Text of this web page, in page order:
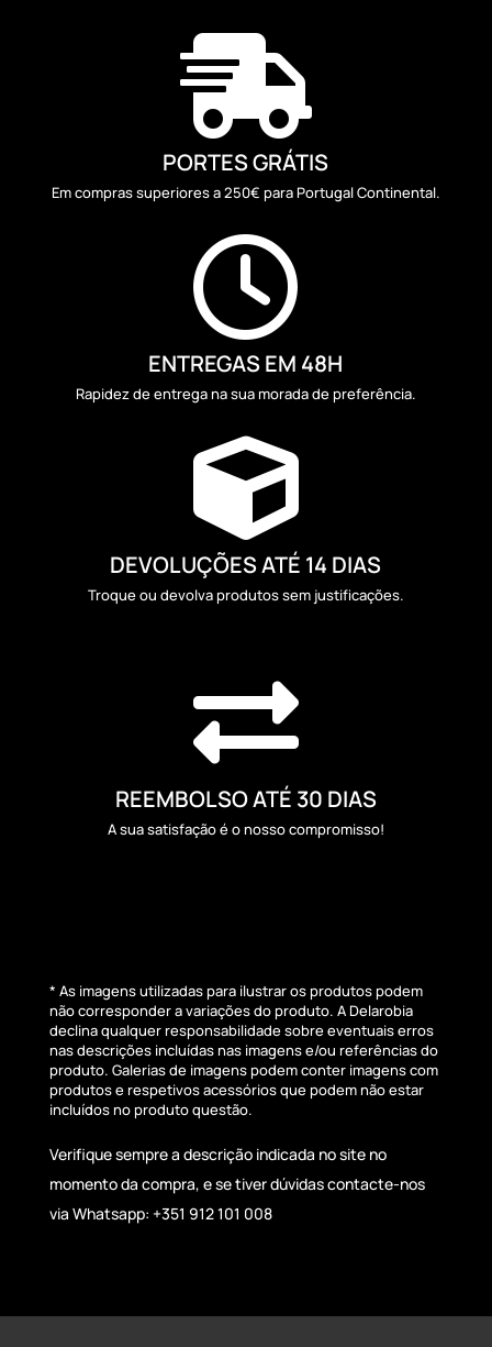

PORTES GRÁTIS
Em compras superiores a 250€ para Portugal Continental.

ENTREGAS EM 48H
Rapidez de entrega na sua morada de preferência.

DEVOLUÇÕES ATÉ 14 DIAS
Troque ou devolva produtos sem justificações.

REEMBOLSO ATÉ 30 DIAS
A sua satisfação é o nosso compromisso!
* As imagens utilizadas para ilustrar os produtos podem
não corresponder a variações do produto. A Delarobia
declina qualquer responsabilidade sobre eventuais erros
nas descrições incluídas nas imagens e/ou referências do
produto. Galerias de imagens podem conter imagens com
produtos e respetivos acessórios que podem não estar
incluídos no produto questão.
Verifique sempre a descrição indicada no site no
momento da compra, e se tiver dúvidas contacte-nos
via Whatsapp: +351 912 101 008